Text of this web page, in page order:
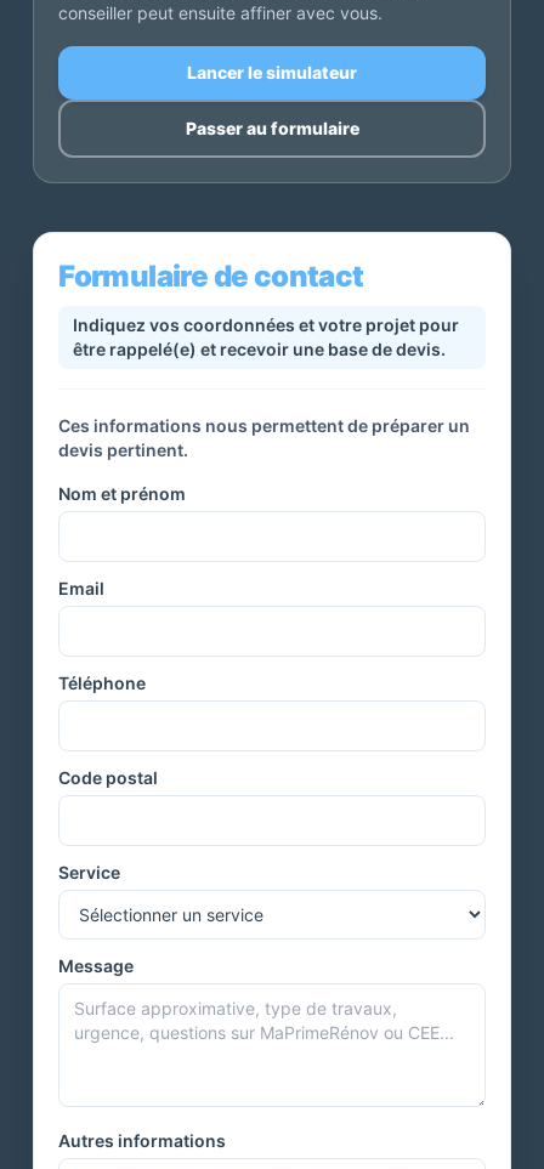
conseiller peut ensuite affiner avec vous.
Lancer le simulateur
Passer au formulaire
Formulaire de contact
Indiquez vos coordonnées et votre projet pour
être rappelé(e) et recevoir une base de devis.
Ces informations nous permettent de préparer un
devis pertinent.
Nom et prénom
Email
Téléphone
Code postal
Service
Message
Autres informations